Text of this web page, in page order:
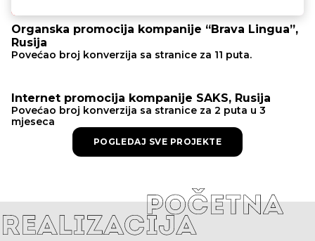
Organska promocija kompanije “Brava Lingua”,
Rusija
Povećao broj konverzija sa stranice za 11 puta.
Internet promocija kompanije SAKS, Rusija
Povećao broj konverzija sa stranice za 2 puta u 3
mjeseca
POGLEDAJ SVE PROJEKTE